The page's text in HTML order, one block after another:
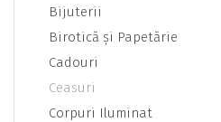
Bijuterii
Birotică şi Papetărie
Cadouri
Ceasuri
Corpuri Iluminat